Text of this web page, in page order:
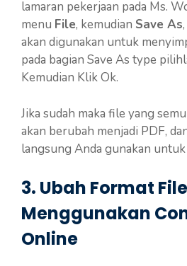
lamaran pekerjaan pada Ms.
menu File, kemudian Save As
akan digunakan untuk
pada bagian Save As type
Kemudian Klik Ok.
Jika sudah maka file yang
akan berubah menjadi PDF,
langsung Anda gunakan
3. Ubah Format File
Menggunakan
Online